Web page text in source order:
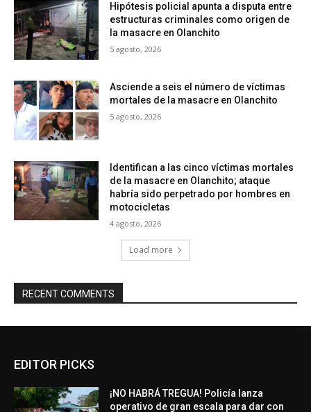
Hipótesis policial apunta a disputa entre
estructuras criminales como origen de
la masacre en Olanchito
5 agosto, 2026
Asciende a seis el número de víctimas
mortales de la masacre en Olanchito
5 agosto, 2026
Identifican a las cinco víctimas mortales
de la masacre en Olanchito; ataque
habría sido perpetrado por hombres en
motocicletas
4 agosto, 2026
Load more
RECENT COMMENTS
EDITOR PICKS
¡NO HABRÁ TREGUA! Policía lanza
operativo de gran escala para dar con